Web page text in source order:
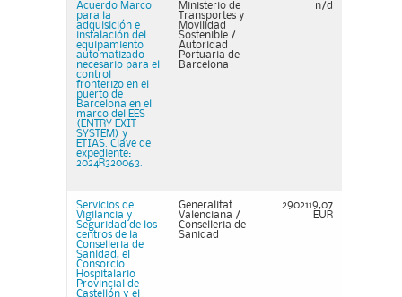
Acuerdo Marco
para la
adquisición e
instalación del
equipamiento
automatizado
necesario para el
control
fronterizo en el
puerto de
Barcelona en el
marco del EES
(ENTRY EXIT
SYSTEM) y
ETIAS. Clave de
expediente:
2024R320063.
Ministerio de
Transportes y
Movilidad
Sostenible /
Autoridad
Portuaria de
Barcelona
n/d
Servicios de
Vigilancia y
Seguridad de los
centros de la
Conselleria de
Sanidad, el
Consorcio
Hospitalario
Provincial de
Castellón y el
Generalitat
Valenciana /
Conselleria de
Sanidad
2902119,07
EUR